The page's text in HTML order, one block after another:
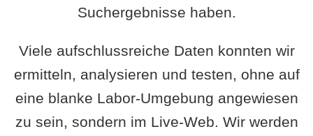
Suchergebnisse haben.
Viele aufschlussreiche Daten konnten wir
ermitteln, analysieren und testen, ohne auf
eine blanke Labor-Umgebung angewiesen
zu sein, sondern im Live-Web. Wir werden